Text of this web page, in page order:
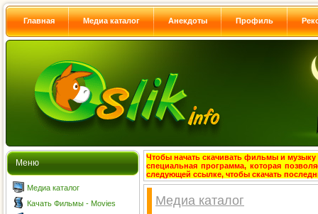
Главная Медиа каталог Анекдоты Профиль
Меню
Медиа каталог
Качать Фильмы - Movies
Чтобы начать скачивать фильмы и музыку
специальная программа, которая
следующей ссылке, чтобы скачать
Медиа каталог